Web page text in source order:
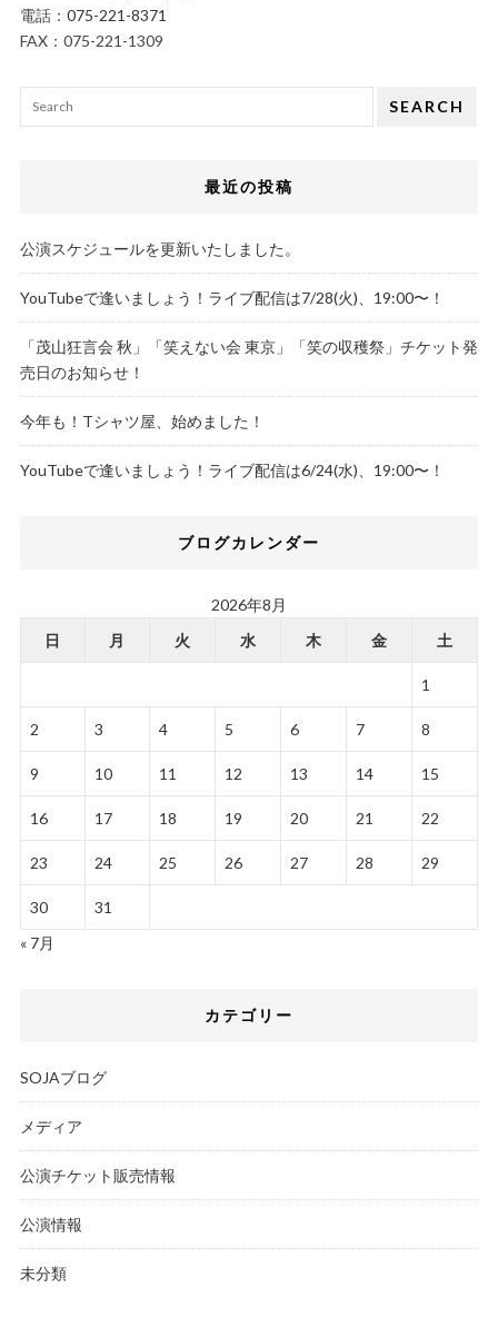
電話： 075-221-8371
FAX：075-221-1309
SEARCH
最近の投稿
公演スケジュールを更新いたしました。
YouTubeで逢いましょう！ライブ配信は7/28(火)、19:00〜！
「茂山狂言会 秋」「笑えない会 東京」「笑の収穫祭」チケット発
売日のお知らせ！
今年も！Tシャツ屋、始めました！
YouTubeで逢いましょう！ライブ配信は6/24(水)、19:00〜！
ブログカレンダー
2026年8月
日
月 火 水 木 金 土
1
2 3 4 5 6 7 8
9 10 11 12 13 14 15
16 17 18 19 20 21 22
23 24 25 26 27 28 29
30
31
« 7月
カテゴリー
SOJAブログ
メディア
公演チケット販売情報
公演情報
未分類